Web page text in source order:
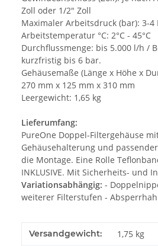
Zoll oder 1/2" Zoll
Maximaler Arbeitsdruck (bar): 3-4
Arbeitstemperatur °C: 2°C - 45°C
Durchflussmenge: bis 5.000 l/h /
kurzfristig bis 6 bar.
Gehäusemaße (Länge x Höhe x
270 mm x 125 mm x 310 mm
Leergewicht: 1,65 kg
Lieferumfang:
PureOne Doppel-Filtergehäuse
Gehäusehalterung und
die Montage. Eine Rolle
INKLUSIVE. Mit Sicherheits- und
Variationsabhängig: -
weiterer Filterstufen -
Versandgewicht: 1,75 kg